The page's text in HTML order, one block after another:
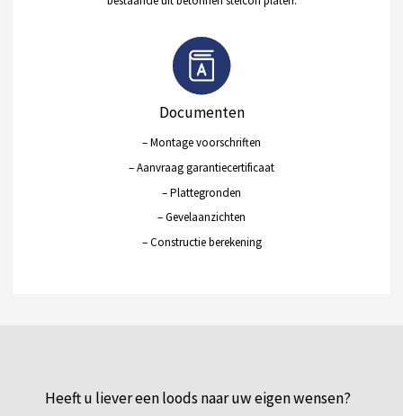
Documenten
– Montage voorschriften
– Aanvraag garantiecertificaat
– Plattegronden
– Gevelaanzichten
– Constructie berekening
Heeft u liever een loods naar uw eigen wensen?